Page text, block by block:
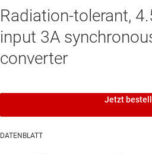
Radiation-tolerant,
input 3A
converter
Jetzt
DATENBLATT